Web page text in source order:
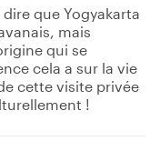
que Yogyakarta
mais
qui se
cela a sur la vie
cette visite privée
!